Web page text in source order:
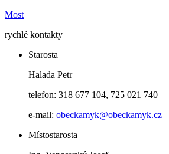
Most
rychlé kontakty
Starosta
Halada Petr
telefon: 318 677 104, 725 021 740
e-mail: obeckamyk@obeckamyk.cz
Místostarosta